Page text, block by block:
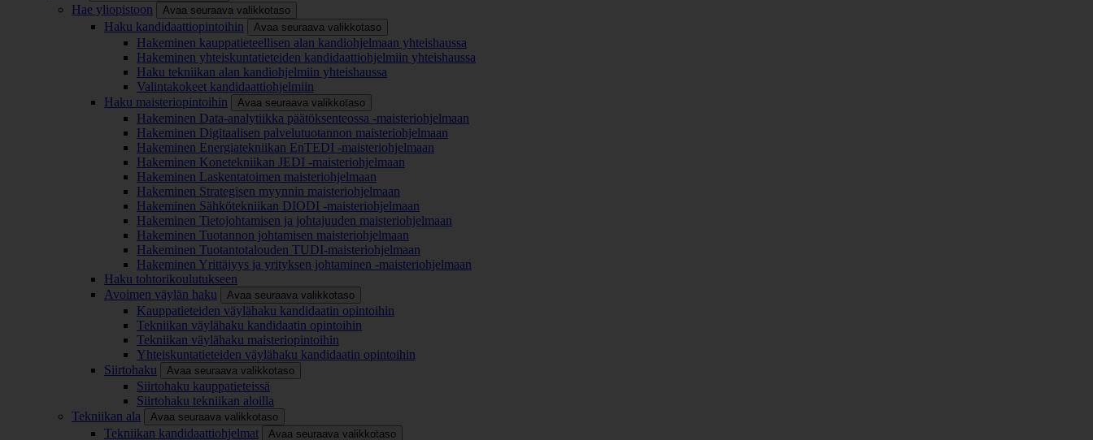
Hae yliopistoon Avaa seuraava valikkotaso
Haku kandidaattiopintoihin Avaa seuraava valikkotaso
Hakeminen kauppatieteellisen alan kandiohjelmaan yhteishaussa
Hakeminen yhteiskuntatieteiden kandidaattiohjelmiin yhteishaussa
Haku tekniikan alan kandiohjelmiin yhteishaussa
Valintakokeet kandidaattiohjelmiin
Haku maisteriopintoihin
Avaa seuraava valikkotaso
Hakeminen Data-analytiikka päätöksenteossa -maisteriohjelmaan
Hakeminen Digitaalisen palvelutuotannon maisteriohjelmaan
Hakeminen Energiatekniikan EnTEDI -maisteriohjelmaan
Hakeminen Konetekniikan JEDI -maisteriohjelmaan
Hakeminen Laskentatoimen maisteriohjelmaan
Hakeminen Strategisen myynnin maisteriohjelmaan
Hakeminen Sähkötekniikan DIODI -maisteriohjelmaan
Hakeminen Tietojohtamisen ja johtajuuden maisteriohjelmaan
Hakeminen Tuotannon johtamisen maisteriohjelmaan
Hakeminen Tuotantotalouden TUDI-maisteriohjelmaan
Hakeminen Yrittäjyys ja yrityksen johtaminen -maisteriohjelmaan
Haku tohtorikoulutukseen
Avoimen väylän haku
Avaa seuraava valikkotaso
Kauppatieteiden väylähaku kandidaatin opintoihin
Tekniikan väylähaku kandidaatin opintoihin
Tekniikan väylähaku maisteriopintoihin
Yhteiskuntatieteiden väylähaku kandidaatin opintoihin
Siirtohaku
Avaa seuraava valikkotaso
Siirtohaku kauppatieteissä
Siirtohaku tekniikan aloilla
Tekniikan ala
Avaa seuraava valikkotaso
Tekniikan kandidaattiohjelmat Avaa seuraava valikkotaso